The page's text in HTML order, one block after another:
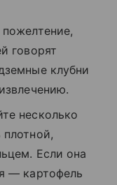
говорят
клубни
несколько
Если она
— картофель